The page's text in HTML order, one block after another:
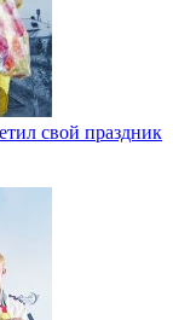
свой праздник